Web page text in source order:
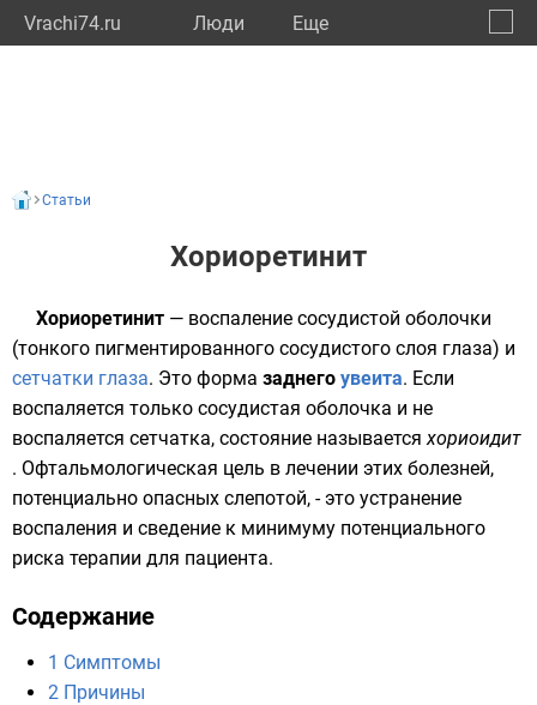
Vrachi74.ru Люди Eще
Статьи
Хориоретинит
Хориоретинит — воспаление сосудистой оболочки
(тонкого пигментированного сосудистого слоя глаза) и
сетчатки глаза. Это форма заднего увеита. Если
воспаляется только сосудистая оболочка и не
воспаляется сетчатка, состояние называетсяхориоидит
. Офтальмологическая цель в лечении этих болезней,
потенциально опасных слепотой, - это устранение
воспаления и сведение к минимуму потенциального
риска терапии для пациента.
Содержание
1 Симптомы
2 Причины